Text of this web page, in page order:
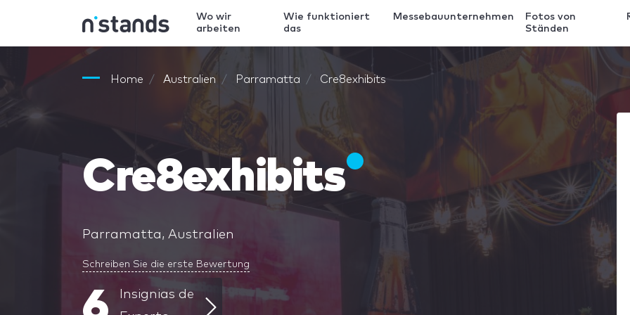
Wo wir
arbeiten
Wie funktioniert
das
Messebauunternehmen
Fotos von
Ständen
Home Australien Parramatta Cre8exhibits
Cre8exhibits
Parramatta, Australien
Schreiben Sie die erste Bewertung
Insignias de